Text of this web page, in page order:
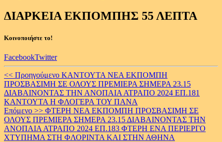
ΔΙΑΡΚΕΙΑ ΕΚΠΟΜΠΗΣ 55 ΛΕΠΤΑ
Κοινοποιήστε το!
FacebookTwitter
Continue
Reading
<< Προηγούμενο ΚΑΝΤΟΥΤΑ ΝΕΑ ΕΚΠΟΜΠΗ
ΠΡΟΣΒΑΣΙΜΗ ΣΕ ΟΛΟΥΣ ΠΡΕΜΙΕΡΑ ΣΗΜΕΡΑ 23.15
ΔΙΑΒΑΙΝΟΝΤΑΣ ΤΗΝ ΑΝΟΠΑΙΑ ΑΤΡΑΠΟ 2024 ΕΠ.181
ΚΑΝΤΟΥΤΑ Η ΦΛΟΓΕΡΑ ΤΟΥ ΠΑΝΑ
Επόμενο >> ΦΤΕΡΗ ΝΕΑ ΕΚΠΟΜΠΗ ΠΡΟΣΒΑΣΙΜΗ ΣΕ
ΟΛΟΥΣ ΠΡΕΜΙΕΡΑ ΣΗΜΕΡΑ 23.15 ΔΙΑΒΑΙΝΟΝΤΑΣ ΤΗΝ
ΑΝΟΠΑΙΑ ΑΤΡΑΠΟ 2024 ΕΠ.183 ΦΤΕΡΗ ΕΝΑ ΠΕΡΙΕΡΓΟ
ΧΤΥΠΗΜΑ ΣΤΗ ΦΛΟΡΙΝΤΑ ΚΑΙ ΣΤΗΝ ΑΘΗΝΑ